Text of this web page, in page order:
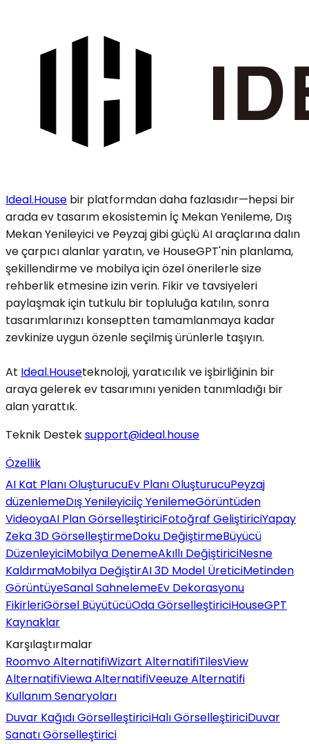
Ideal.House bir platformdan daha fazlasıdır—hepsi bir
arada ev tasarım ekosistemin İç Mekan Yenileme, Dış
Mekan Yenileyici ve Peyzaj gibi güçlü AI araçlarına dalın
ve çarpıcı alanlar yaratın, ve HouseGPT'nin planlama,
şekillendirme ve mobilya için özel önerilerle size
rehberlik etmesine izin verin. Fikir ve tavsiyeleri
paylaşmak için tutkulu bir topluluğa katılın, sonra
tasarımlarınızı konseptten tamamlanmaya kadar
zevkinize uygun özenle seçilmiş ürünlerle taşıyın.
At Ideal.Houseteknoloji, yaratıcılık ve işbirliğinin bir
araya gelerek ev tasarımını yeniden tanımladığı bir
alan yarattık.
Teknik Desteksupport@ideal.house
Özellik
AI Kat Planı OluşturucuEv Planı OluşturucuPeyzaj
düzenlemeDış Yenileyiciİç YenilemeGörüntüden
VideoyaAI Plan GörselleştiriciFotoğraf GeliştiriciYapay
Zeka 3D GörselleştirmeDoku DeğiştirmeBüyücü
DüzenleyiciMobilya DenemeAkıllı DeğiştiriciNesne
KaldırmaMobilya DeğiştirAI 3D Model ÜreticiMetinden
GörüntüyeSanal SahnelemeEv Dekorasyonu
FikirleriGörsel BüyütücüOda GörselleştiriciHouseGPT
Kaynaklar
Karşılaştırmalar
Roomvo AlternatifiWizart AlternatifiTilesView
AlternatifiViewa AlternatifiVeeuze Alternatifi
Kullanım Senaryoları
Duvar Kağıdı GörselleştiriciHalı GörselleştiriciDuvar
Sanatı Görselleştirici